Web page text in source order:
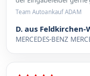
Team Autoankauf ADAM
D. aus Feldkirchen-
MERCEDES-BENZ